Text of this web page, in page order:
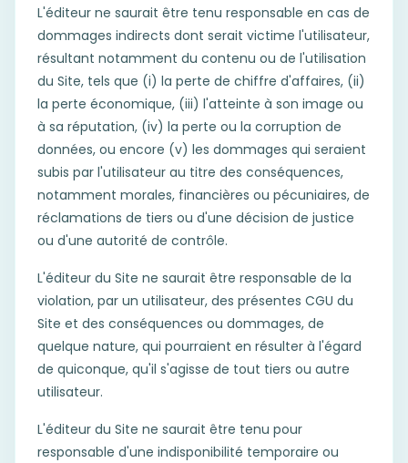
L'éditeur ne saurait être tenu responsable en cas de
dommages indirects dont serait victime l'utilisateur,
résultant notamment du contenu ou de l'utilisation
du Site, tels que (i) la perte de chiffre d'affaires, (ii)
la perte économique, (iii) l'atteinte à son image ou
à sa réputation, (iv) la perte ou la corruption de
données, ou encore (v) les dommages qui seraient
subis par l'utilisateur au titre des conséquences,
notamment morales, financières ou pécuniaires, de
réclamations de tiers ou d'une décision de justice
ou d'une autorité de contrôle.
L'éditeur du Site ne saurait être responsable de la
violation, par un utilisateur, des présentes CGU du
Site et des conséquences ou dommages, de
quelque nature, qui pourraient en résulter à l'égard
de quiconque, qu'il s'agisse de tout tiers ou autre
utilisateur.
L'éditeur du Site ne saurait être tenu pour
responsable d'une indisponibilité temporaire ou